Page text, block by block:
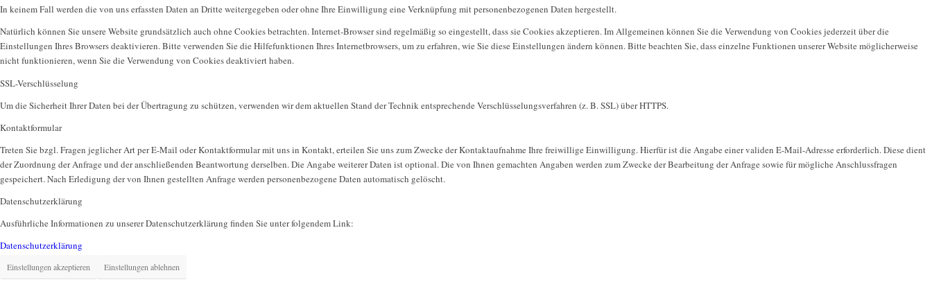
In keinem Fall werden die von uns erfassten Daten an Dritte weitergegeben oder ohne Ihre Einwilligung eine Verknüpfung mit personenbezogenen Daten hergestellt.
Natürlich können Sie unsere Website grundsätzlich auch ohne Cookies betrachten. Internet-Browser sind regelmäßig so eingestellt, dass sie Cookies akzeptieren. Im Allgemeinen können Sie die Verwendung von Cookies jederzeit über die
Einstellungen Ihres Browsers deaktivieren. Bitte verwenden Sie die Hilfefunktionen Ihres Internetbrowsers, um zu erfahren, wie Sie diese Einstellungen ändern können. Bitte beachten Sie, dass einzelne Funktionen unserer Website möglicherweise
nicht funktionieren, wenn Sie die Verwendung von Cookies deaktiviert haben.
SSL-Verschlüsselung
Um die Sicherheit Ihrer Daten bei der Übertragung zu schützen, verwenden wir dem aktuellen Stand der Technik entsprechende Verschlüsselungsverfahren (z. B. SSL) über HTTPS.
Kontaktformular
Treten Sie bzgl. Fragen jeglicher Art per E-Mail oder Kontaktformular mit uns in Kontakt, erteilen Sie uns zum Zwecke der Kontaktaufnahme Ihre freiwillige Einwilligung. Hierfür ist die Angabe einer validen E-Mail-Adresse erforderlich. Diese dient
der Zuordnung der Anfrage und der anschließenden Beantwortung derselben. Die Angabe weiterer Daten ist optional. Die von Ihnen gemachten Angaben werden zum Zwecke der Bearbeitung der Anfrage sowie für mögliche Anschlussfragen
gespeichert. Nach Erledigung der von Ihnen gestellten Anfrage werden personenbezogene Daten automatisch gelöscht.
Datenschutzerklärung
Ausführliche Informationen zu unserer Datenschutzerklärung finden Sie unter folgendem Link:
Datenschutzerklärung
Einstellungen akzeptieren Einstellungen ablehnen